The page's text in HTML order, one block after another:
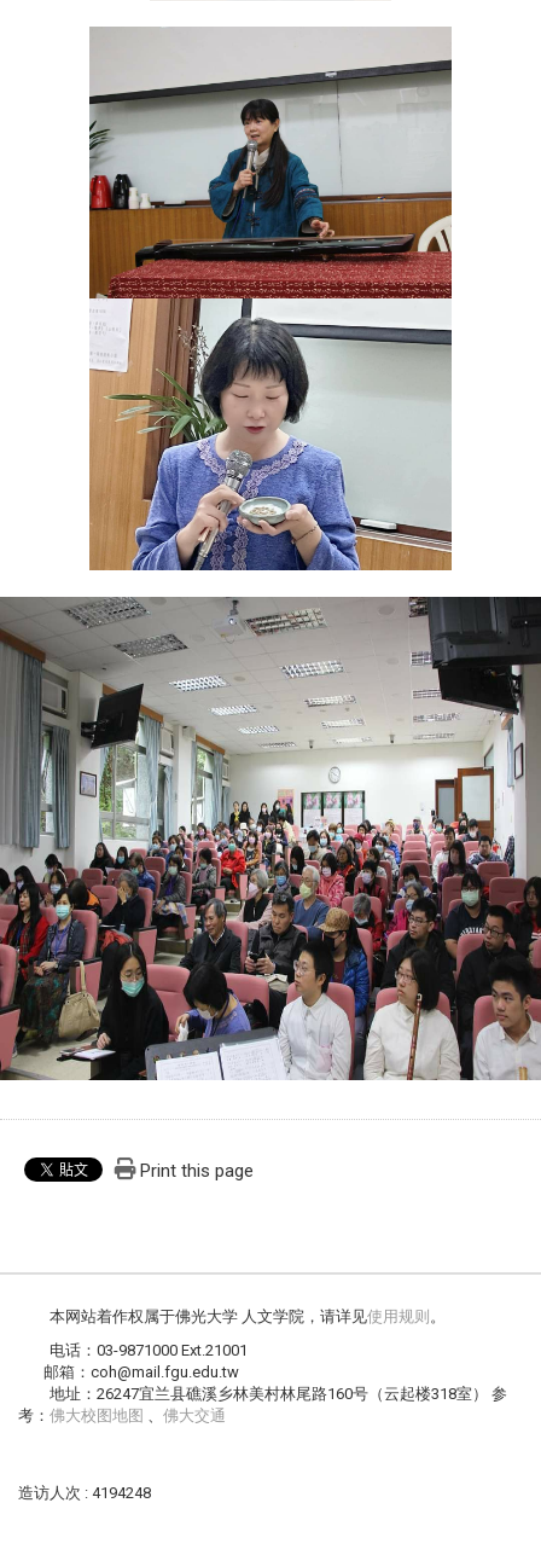
Print this page
本网站着作权属于佛光大学 人文学院，请详见使用规则 。
电话：03-9871000 Ext.21001
邮箱：coh@mail.fgu.edu.tw
地址：26247宜兰县礁溪乡林美村林尾路160号（云起楼318室） 参
考： 佛大校图地图 佛大交通
造访人次 : 4194248